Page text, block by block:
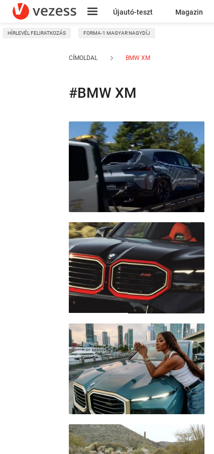
Újautó-teszt Magazin
Kresz
HÍRLEVÉL FELIRATKOZÁS FORMA-1 MAGYAR NAGYDÍJ
CÍMOLDAL BMW XM
#BMW XM